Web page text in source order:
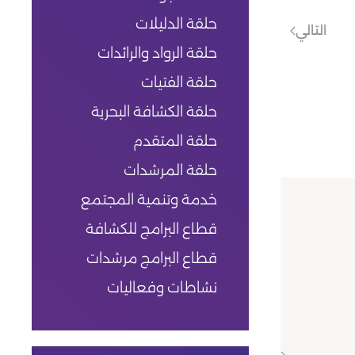
التالي
حلقة الدليلات
حلقة الرواد والرائدات
حلقة الفتيات
حلقة الكشافة البحرية
حلقة المتقدم
حلقة المرشدات
خدمة وتنمية المجتمع
قطاع البرامج للكشافة
قطاع البرامج مرشدات
نشاطات وفعاليات